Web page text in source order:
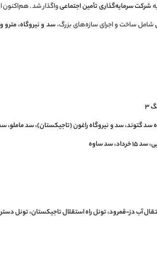
شرکت سرمایه‌گذاری تأمین اجتماعیواگذار شد. هم‌اکنون
شامل ساخت و اجرای سازه‌های بزرگ،سد و نیروگاه، مترو
۳
ساوه
آب دز-قمرود، تونل راه استقلال تاجیکستان، تونل